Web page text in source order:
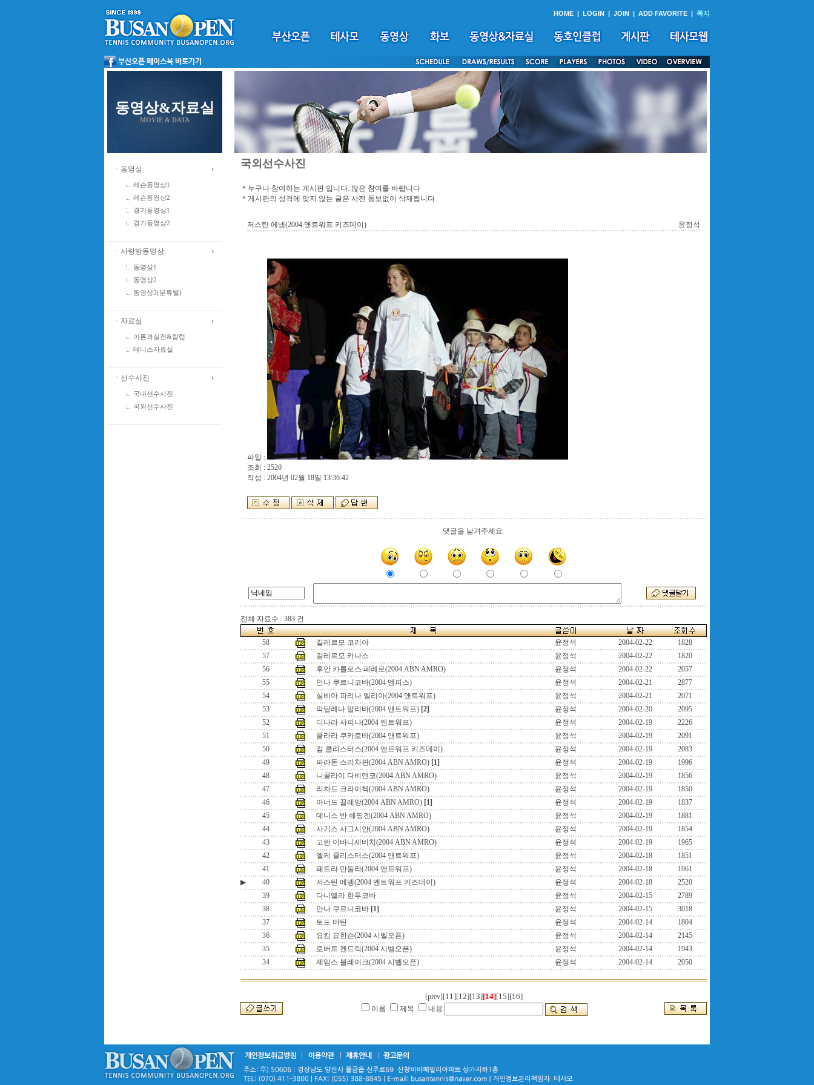
HOME | LOGIN | JOIN | ADD FAVORITE | 쪽지
동영상&자료실
MOVIE & DATA
ㆍ동영상
레슨동영상1
레슨동영상2
경기동영상1
경기동영상2
ㆍ사랑방동영상
동영상1
동영상2
동영상3(분류별)
ㆍ자료실
이론과실전&칼럼
테니스자료실
ㆍ선수사진
국내선수사진
국외선수사진
국외선수사진
＊누구나 참여하는 게시판 입니다. 많은 참여를 바랍니다
＊게시판의 성격에 맞지 않는 글은 사전 통보없이 삭제됩니다
저스틴 에넹(2004 앤트워프 키즈데이) 윤정석
.
파일 :
조회 : 2520
작성 : 2004년 02월 18일 13:36:42
댓글을 남겨주세요.
전체 자료수 : 383 건
58 길레르모 코리아 윤정석 2004-02-22
1828
57
길레르모 카나스 윤정석 2004-02-22
1820
56
후안 카를로스 페레로(2004 ABN AMRO) 윤정석 2004-02-22
2057
55
안나 쿠르니코바(2004 멤피스) 윤정석 2004-02-21
2877
54
실비아 파리나 엘리아(2004 앤트워프) 윤정석 2004-02-21
2071
53
막달레나 말리바(2004 앤트워프) [2] 윤정석 2004-02-20
2095
52
디나라 사피나(2004 앤트워프) 윤정석 2004-02-19
2226
51
클라라 쿠카로바(2004 앤트워프) 윤정석 2004-02-19
2091
50
킴 클리스터스(2004 앤트워프 키즈데이) 윤정석 2004-02-19
2083
49
파라돈 스리차판(2004 ABN AMRO) [1] 윤정석 2004-02-19
1996
48
니콜라이 다비덴코(2004 ABN AMRO) 윤정석 2004-02-19
1856
47
리차드 크라이첵(2004 ABN AMRO) 윤정석 2004-02-19
1850
46
아너드 끌레망(2004 ABN AMRO) [1] 윤정석 2004-02-19
1837
45
데니스 반 쉐핑겐(2004 ABN AMRO) 윤정석 2004-02-19
1881
44
사기스 사그시안(2004 ABN AMRO) 윤정석 2004-02-19
1854
43
고란 이바니세비치(2004 ABN AMRO) 윤정석 2004-02-19
1965
42
엘케 클리스터스(2004 앤트워프) 윤정석 2004-02-18
1851
41
페트라 만둘라(2004 앤트워프) 윤정석 2004-02-18
1961
▶
40 저스틴 에넹(2004 앤트워프 키즈데이) 윤정석 2004-02-18
2520
39
다니엘라 한투코바 윤정석 2004-02-15
2789
38
안나 쿠르니코바 [1] 윤정석 2004-02-15
3018
37
토드 마틴 윤정석 2004-02-14
1804
36
요킴 요한슨(2004 시벨오픈) 윤정석 2004-02-14
2145
35
로버트 켄드릭(2004 시벨오픈) 윤정석 2004-02-14
1943
34
제임스 블레이크(2004 시벨오픈) 윤정석 2004-02-14 2050
[prev] [11][12][13][14][15][16]
이름 제목 내용